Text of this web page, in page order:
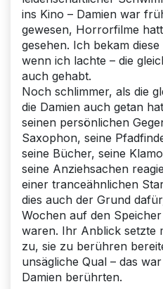
ins Kino – Damien war
gewesen, Horrorfilme
gesehen. Ich bekam
wenn ich lachte – die
auch gehabt.
Noch schlimmer, als die
die Damien auch getan
seinen persönlichen
Saxophon, seine
seine Bücher, seine
seine Anziehsachen
einer tranceähnlichen
dies auch der Grund
Wochen auf den
waren. Ihr Anblick setzte
zu, sie zu berühren
unsägliche Qual – das
Damien berührten.